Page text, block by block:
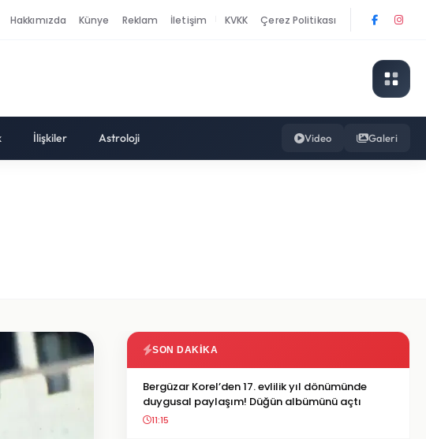
Hakkımızda Künye Reklam İletişim KVKK Çerez Politikası
İlişkiler Astroloji Video Galeri
SON DAKIKA
Bergüzar Korel’den 17. evlilik yıl dönümünde
duygusal paylaşım! Düğün albümünü açtı
11:15